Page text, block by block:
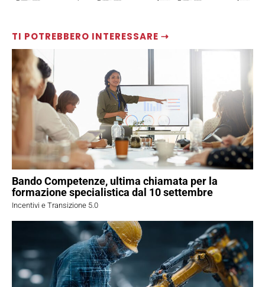
TI POTREBBERO INTERESSARE ⇢
Bando Competenze, ultima chiamata per la
formazione specialistica dal 10 settembre
Incentivi e Transizione 5.0